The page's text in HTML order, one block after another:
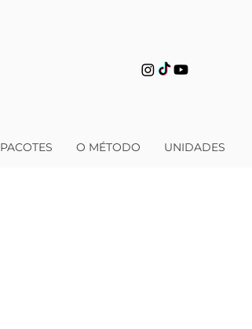
PACOTES O MÉTODO UNIDADES